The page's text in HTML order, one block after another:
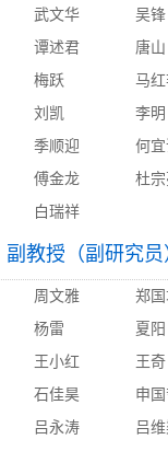
武文华
吴锋
谭述君
唐山
梅跃
马
刘凯
李明
季顺迎
何
傅金龙
杜
白瑞祥
副教授（副研究员
周文雅
郑
杨雷
夏阳
王小红
王奇
石佳昊
申
吕永涛
吕